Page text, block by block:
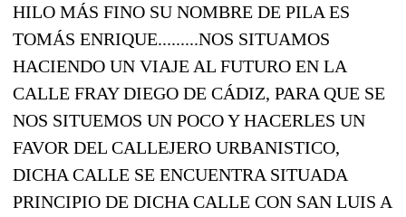
HILO MÁS FINO SU NOMBRE DE PILA ES
TOMÁS ENRIQUE.........NOS SITUAMOS
HACIENDO UN VIAJE AL FUTURO EN LA
CALLE FRAY DIEGO DE CÁDIZ, PARA QUE SE
NOS SITUEMOS UN POCO Y HACERLES UN
FAVOR DEL CALLEJERO URBANISTICO,
DICHA CALLE SE ENCUENTRA SITUADA
PRINCIPIO DE DICHA CALLE CON SAN LUIS A